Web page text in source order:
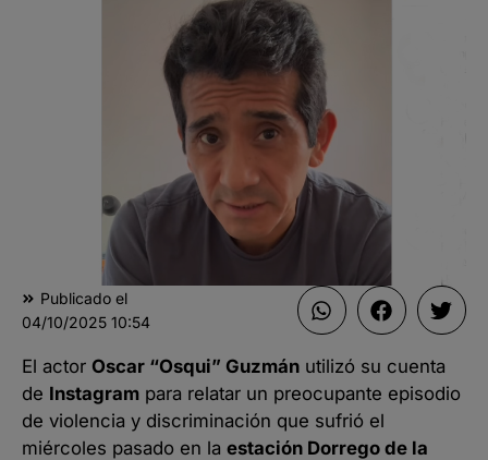
Publicado el
04/10/2025 10:54
El actor Oscar “Osqui” Guzmán utilizó su cuenta
de Instagram para relatar un preocupante episodio
de violencia y discriminación que sufrió el
miércoles pasado en la estación Dorrego de la